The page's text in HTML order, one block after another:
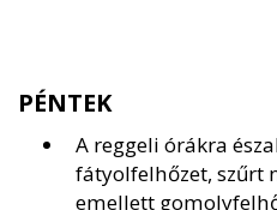
PÉNTEK
A reggeli órákra
fátyolfelhőzet, szűrt
emellett